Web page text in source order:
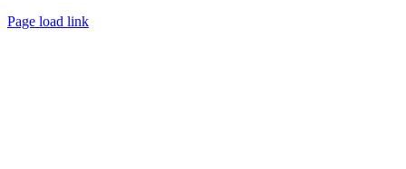
Page load link